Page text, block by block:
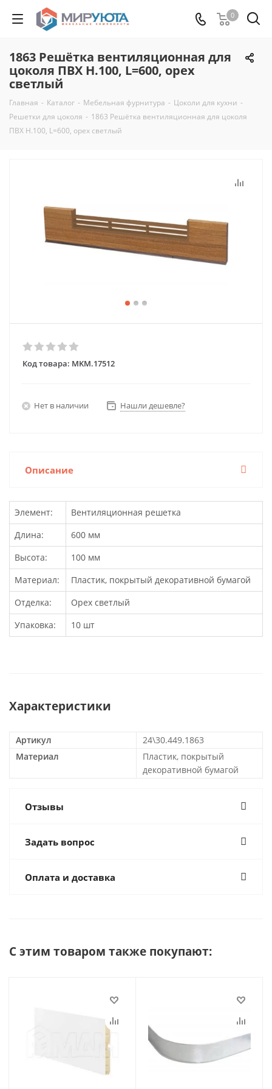
0
1863 Решётка вентиляционная для
цоколя ПВХ H.100, L=600, орех
светлый
Главная - Каталог - Мебельная фурнитура - Цоколи для кухни -
Решетки для цоколя - 1863 Решётка вентиляционная для цоколя
ПВХ H.100, L=600, орех светлый
Код товара: MKM.17512
Нет в наличии Нашли дешевле?
Описание
Элемент:
Вентиляционная решетка
Длина:
600 мм
Высота:
100 мм
Материал:
Пластик, покрытый декоративной бумагой
Отделка:
Орех светлый
Упаковка:
10 шт
Характеристики
Артикул
24\30.449.1863
Материал
Пластик, покрытый
декоративной бумагой
Отзывы
Задать вопрос
Оплата и доставка
С этим товаром также покупают: